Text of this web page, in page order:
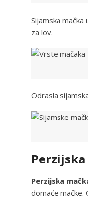
Sijamska
za lov.
Odrasla
Perzijska
domaće mačke.